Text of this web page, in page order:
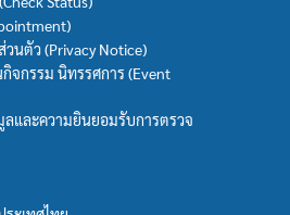
วนตัว (Privacy Notice)
จกรรม นิทรรศการ (Event
และความยินยอมรับการตรวจ